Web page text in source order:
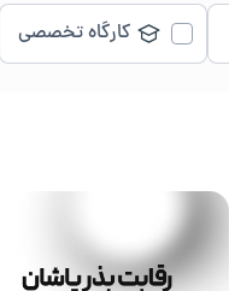
کارگاه تخصصی